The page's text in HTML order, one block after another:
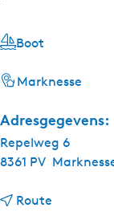
Boot
Marknesse
Adresgegevens:
Repelweg 6
8361 PV
Route